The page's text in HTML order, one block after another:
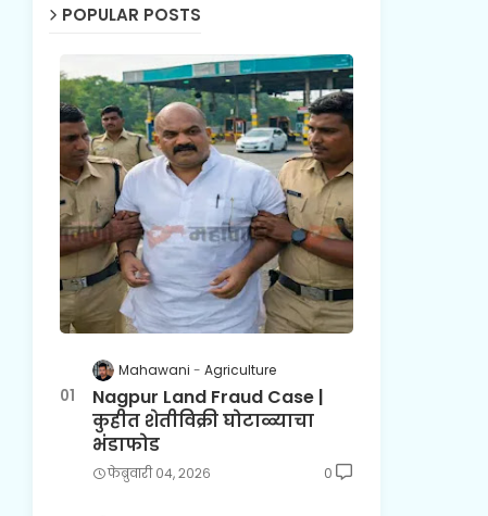
POPULAR POSTS
Mahawani Agriculture
Nagpur Land Fraud Case |
कुहीत शेतीविक्री घोटाळ्याचा
भंडाफोड
फेब्रुवारी ०४, २०२६ 0